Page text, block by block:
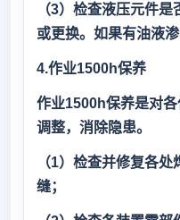
（3）检查液压元件
或更换。如果有油液
4.作业1500h保养
作业1500h保养是对
调整，消除隐患。
（1）检查并修复各
缝；